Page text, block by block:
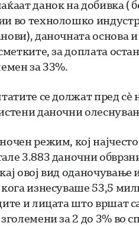
данок на добивка (
во технолошко
даночната основа
за доплата
за 33%.
се должат пред
даночни
режим, кој
3.883 даночни
овој вид
изнесуваше 53,5
и лицата што вршат
за 2 до 3% во